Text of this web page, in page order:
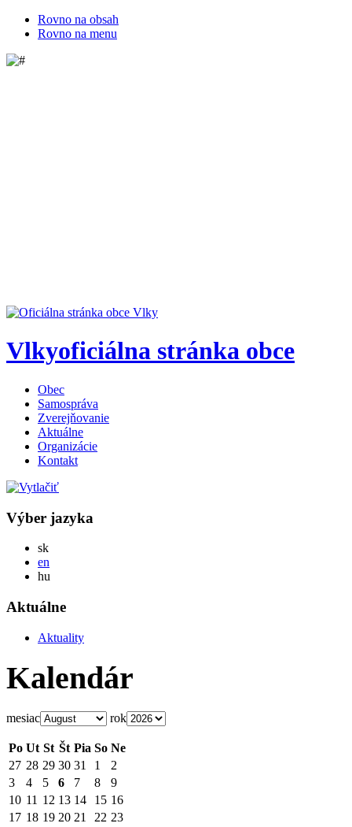
Rovno na obsah
Rovno na menu
Vlkyoficiálna stránka obce
Obec
Samospráva
Zverejňovanie
Aktuálne
Organizácie
Kontakt
Výber jazyka
skSlovensky
en
hu
Aktuálne
Aktuality
Kalendár
mesiac rok
Po Ut St Št Pia So Ne
27 28 29 30 31 1
2
3
4 5 6 7 8
9
10 11 12 13 14 15 16
17 18 19 20 21 22 23